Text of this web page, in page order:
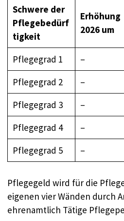
Schwere der
Pflegebedürf
tigkeit
Erhöhung
2026 um
Pflegegrad 1 –
Pflegegrad 2
–
Pflegegrad 3
–
Pflegegrad 4
–
Pflegegrad 5
–
Pflegegeld wird für die
eigenen vier Wänden durch
ehrenamtlich Tätige